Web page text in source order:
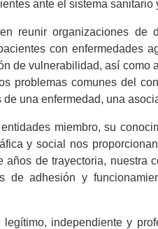
ante el sistema sanitario
reunir organizaciones de
con enfermedades
de vulnerabilidad, así como
problemas comunes del
una enfermedad, una
miembro, su
y social nos
de trayectoria, nuestra
de adhesión y
independiente y